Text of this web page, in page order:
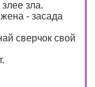
зла.
- засада
сверчок свой